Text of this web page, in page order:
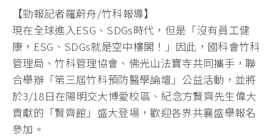
【勁報記者羅蔚舟/竹科報導】
現在全球進入ESG、SDGs時代，但是「沒有員工健
康，ESG、SDGs就是空中樓閣！」因此，國科會竹科
管理局、竹科管理協會、佛光山法寶寺共同攜手，聯
合舉辦「第三屆竹科預防醫學論壇」公益活動，並將
於3/18日在陽明交大博愛校區、紀念方賢齊先生偉大
貢獻的「賢齊館」盛大登場，歡迎各界共襄盛舉報名
參加。